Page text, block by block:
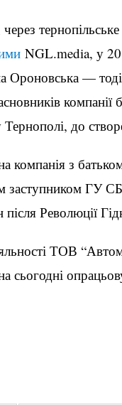
NGL.media, у
Ороновська —
до
компанія з
ГУ
Революції
ТОВ